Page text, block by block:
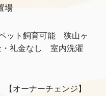
場
ト飼育可能 狭山ヶ
礼金なし 室内洗濯
オーナーチェンジ】